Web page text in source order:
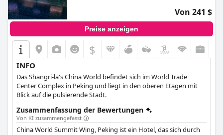
Von 241 $
Preise anzeigen
$
INFO
Das Shangri-la's China World befindet sich im World Trade
Center Complex in Peking und liegt in den oberen Etagen mit
Blick auf die pulsierende Stadt.
Zusammenfassung der Bewertungen
Von KI zusammengefasst
China World Summit Wing, Peking ist ein Hotel, das sich durch